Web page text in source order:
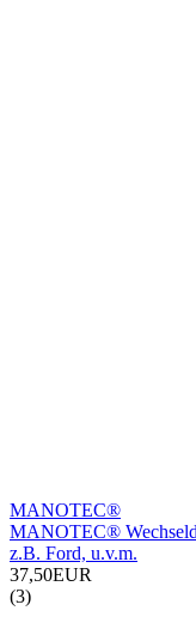
MANOTEC®
MANOTEC®
z.B. Ford, u.v.m.
37,50EUR
(3)